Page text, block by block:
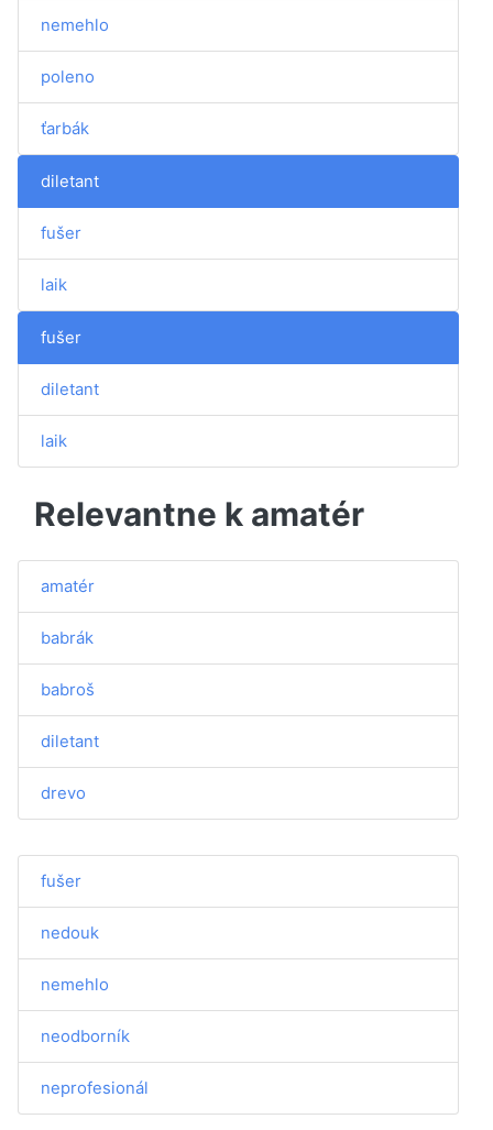
nemehlo
poleno
ťarbák
diletant
fušer
laik
fušer
diletant
laik
Relevantne k amatér
amatér
babrák
babroš
diletant
drevo
fušer
nedouk
nemehlo
neodborník
neprofesionál